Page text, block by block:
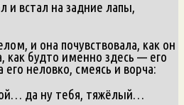
встал на задние лапы,
и она почувствовала, как он
как будто именно здесь — его
неловко, смеясь и ворча:
да ну тебя, тяжёлый…